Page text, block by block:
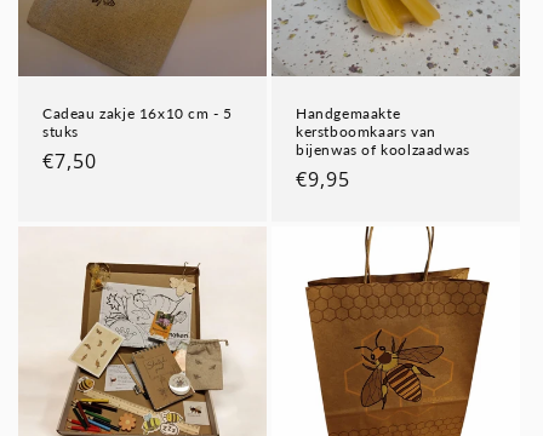
Cadeau zakje 16x10 cm - 5
stuks
Normale
€7,50
Handgemaakte
kerstboomkaars van
bijenwas of koolzaadwas
Normale
€9,95